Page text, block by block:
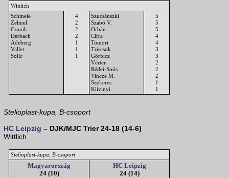
Wittlich
Schmele
Zelmel
Czanik
Derbach
Adeberg
Vallet
Solic
4
2
2
2
1
1
1
Szucsánszki
Szabó V.
Orbán
Cifra
Tomori
Triscsuk
Görbicz
Vérten
Rédei-Soós
Vincze M.
Szekeres
Klivinyi
5
5
5
4
4
3
3
2
2
2
1
1
Stelioplast-kupa, B-csoport
HC Leipzig – DJK/MJC Trier 24-18 (14-6)
Wittlich
Stelioplast-kupa, B-csoport
Magyarország
24 (10)
HC Leipzig
24 (14)